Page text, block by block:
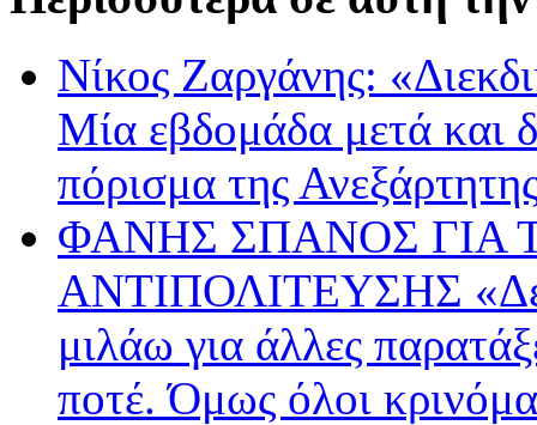
Νίκος Ζαργάνης:
Μία εβδομάδα μετά και
πόρισμα της
ΦΑΝΗΣ ΣΠΑΝΟΣ ΓΙΑ
ΑΝΤΙΠΟΛΙΤΕΥΣΗΣ «Δεν
μιλάω για άλλες
ποτέ. Όμως όλοι